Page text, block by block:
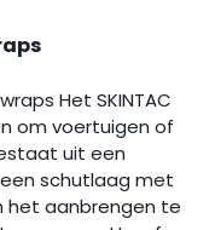
Het SKINTAC
om voertuigen of
uit een
schutlaag met
het aanbrengen te